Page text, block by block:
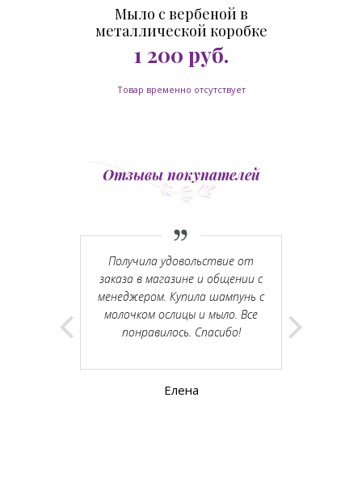
Мыло с вербеной в
металлической коробке
Шенонсо 100 гр.
1 200 руб.
Товар временно отсутствует
Отзывы покупателей
Получила удовольствие от
заказа в магазине и общении с
менеджером. Купила шампунь с
молочком ослицы и мыло. Все
понравилось. Спасибо!
Елена